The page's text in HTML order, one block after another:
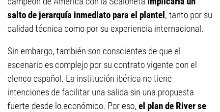
salto de jerarquía inmediato para el plantel, tanto por su
calidad técnica como por su experiencia internacional.
Sin embargo, también son conscientes de que el
escenario es complejo por su contrato vigente con el
elenco español. La institución ibérica no tiene
intenciones de facilitar una salida sin una propuesta
fuerte desde lo económico. Por eso, el plan de River se